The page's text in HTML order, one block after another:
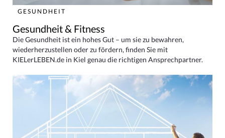
GESUNDHEIT
Gesundheit & Fitness
Die Gesundheit ist ein hohes Gut – um sie zu bewahren,
wiederherzustellen oder zu fördern, finden Sie mit
KIELerLEBEN.de in Kiel genau die richtigen Ansprechpartner.